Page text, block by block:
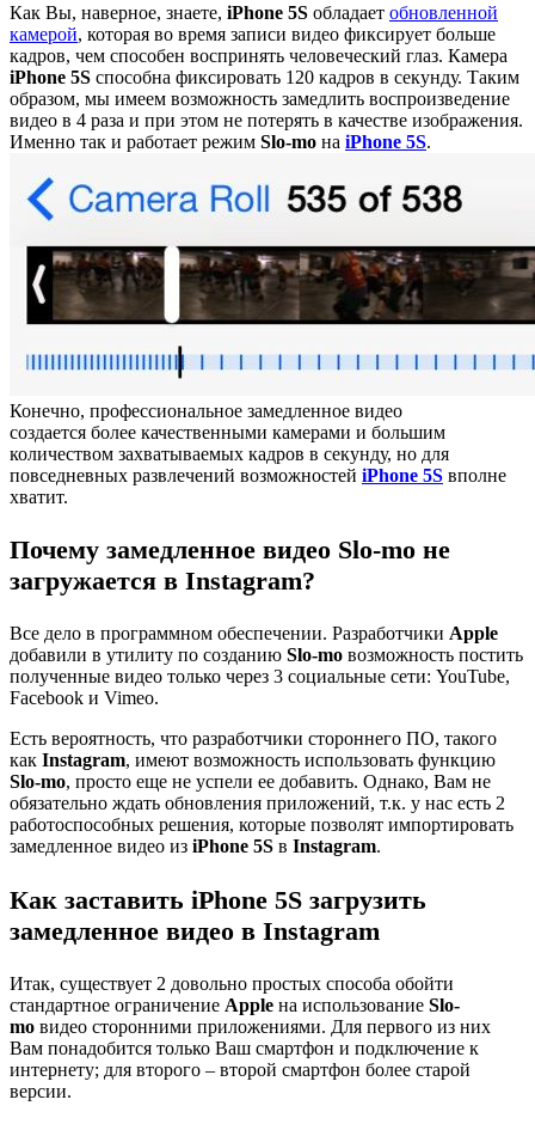
Как Вы, наверное, знаете, iPhone 5S обладает обновленной
камерой, которая во время записи видео фиксирует больше
кадров, чем способен воспринять человеческий глаз. Камера
iPhone 5S способна фиксировать 120 кадров в секунду. Таким
образом, мы имеем возможность замедлить воспроизведение
видео в 4 раза и при этом не потерять в качестве изображения.
Именно так и работает режим Slo-mo на iPhone 5S.
Конечно, профессиональное замедленное видео
создается более качественными камерами и большим
количеством захватываемых кадров в секунду, но для
повседневных развлечений возможностей iPhone 5S вполне
хватит.
Почему замедленное видео Slo-mo не
загружается в Instagram?
Все дело в программном обеспечении. Разработчики Apple
добавили в утилиту по созданию Slo-mo возможность постить
полученные видео только через 3 социальные сети: YouTube,
Facebook и Vimeo.
Есть вероятность, что разработчики стороннего ПО, такого
как Instagram, имеют возможность использовать функцию
Slo-mo, просто еще не успели ее добавить. Однако, Вам не
обязательно ждать обновления приложений, т.к. у нас есть 2
работоспособных решения, которые позволят импортировать
замедленное видео из iPhone 5S в Instagram.
Как заставить iPhone 5S загрузить
замедленное видео в Instagram
Итак, существует 2 довольно простых способа обойти
стандартное ограничение Apple на использование Slo-
mo видео сторонними приложениями. Для первого из них
Вам понадобится только Ваш смартфон и подключение к
интернету; для второго – второй смартфон более старой
версии.